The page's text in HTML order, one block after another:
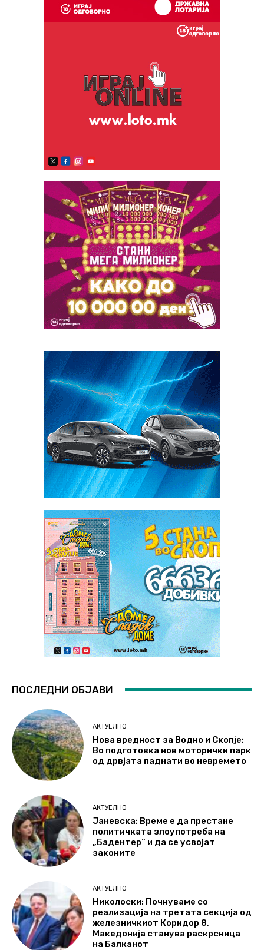
ПОСЛЕДНИ ОБЈАВИ
АКТУЕЛНО
Нова вредност за Водно и Скопје:
Во подготовка нов моторички парк
од дрвјата паднати во невремето
АКТУЕЛНО
Јаневска: Време е да престане
политичката злоупотреба на
„Бадентер“ и да се усвојат
законите
АКТУЕЛНО
Николоски: Почнуваме со
реализација на третата секција од
железничкиот Коридор 8,
Македонија станува раскрсница
на Балканот